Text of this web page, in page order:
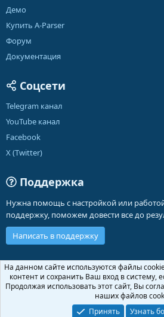
Демо
Купить A-Parser
Форум
Документация
Соцсети
Telegram канал
YouTube канал
Facebook
X (Twitter)
Поддержка
Нужна помощь с настройкой или
поддержку, поможем довести все до
Написать в поддержку
Russian (RU)
Обратная связь
Условия и правила
Политика конфиденциальности
Community platform by XenForo ® © 2010-2026
На данном сайте используются файлы
контент и сохранить Ваш вход в систему,
Продолжая использовать этот сайт, Вы
наших файлов
Принять
Узнать